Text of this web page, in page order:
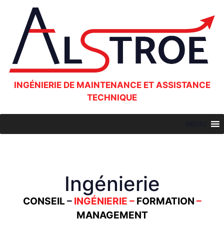
INGÉNIERIE DE MAINTENANCE ET ASSISTANCE
TECHNIQUE
Ingénierie
CONSEIL– INGÉNIERIE – FORMATION –
MANAGEMENT